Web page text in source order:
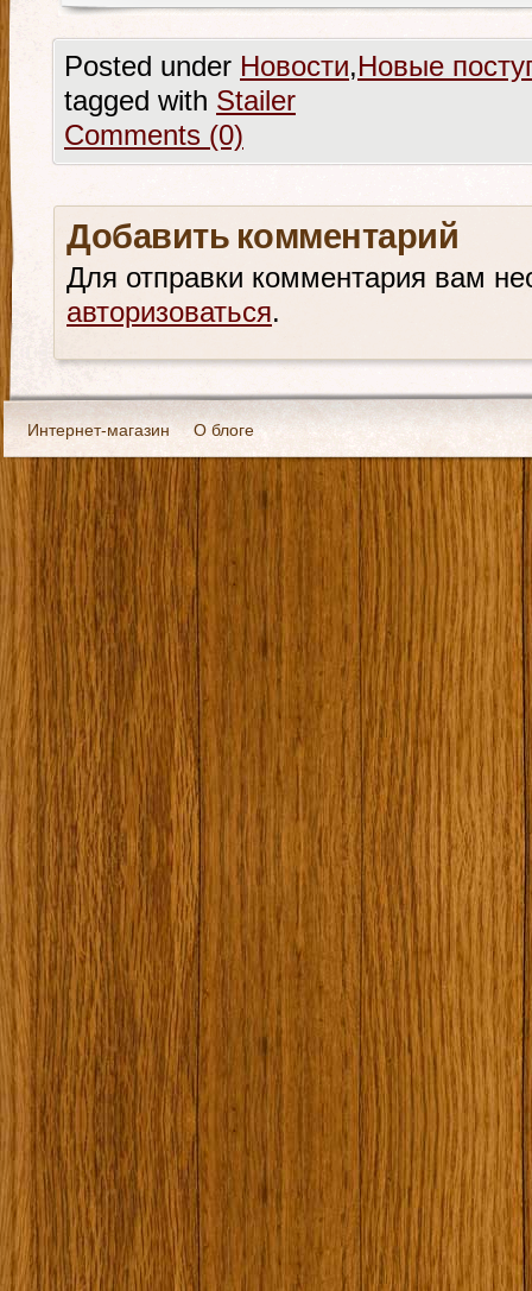
Posted under Новости,Новые
tagged with Stailer
Comments (0)
Добавить комментарий
Для отправки комментария вам
авторизоваться.
Интернет-магазин О блоге